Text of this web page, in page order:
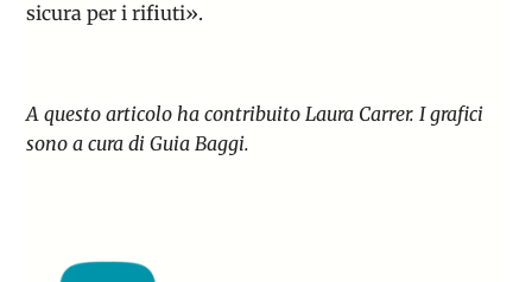
sicura per i rifiuti».
A questo articolo ha contribuito Laura Carrer. I grafici
sono a cura di Guia Baggi.